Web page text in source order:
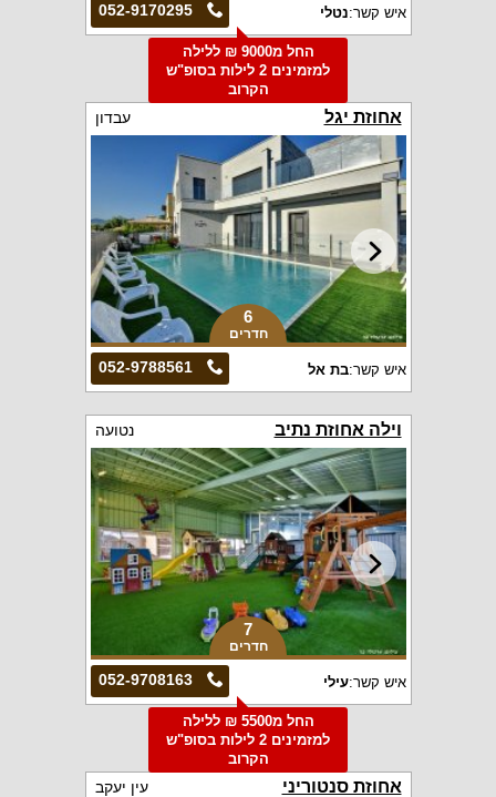
052-9170295 איש קשר:נטלי
החל מ9000 ₪ ללילה
למזמינים 2 לילות בסופ"ש
הקרוב
אחוזת יגל עבדון
6
חדרים
052-9788561 איש קשר:בת אל
וילה אחוזת נתיב נטועה
7
חדרים
052-9708163 איש קשר:עילי
החל מ5500 ₪ ללילה
למזמינים 2 לילות בסופ"ש
הקרוב
אחוזת סנטוריני עין יעקב